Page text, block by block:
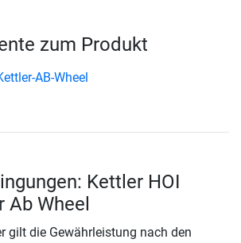
zum Produkt
AB-Wheel
Kettler HOI
Ab Wheel
gilt die Gewährleistung nach den